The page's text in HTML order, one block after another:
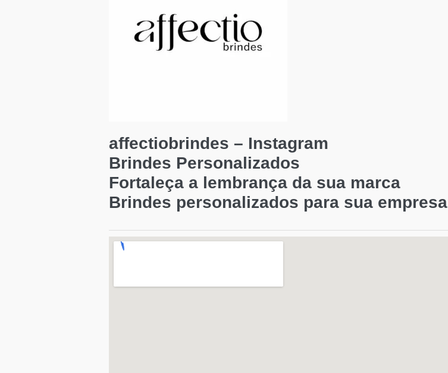
affectiobrindes – Instagram
Brindes Personalizados
Fortaleça a lembrança da sua marca
Brindes personalizados para sua empresa